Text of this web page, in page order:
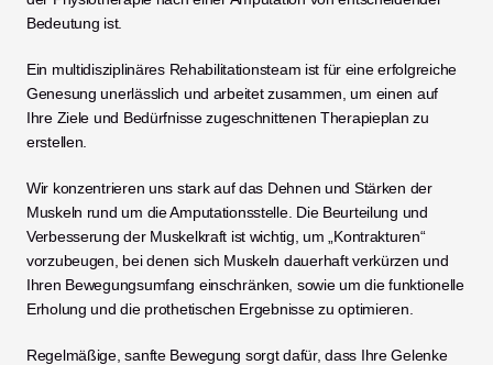
Bedeutung ist.
Ein multidisziplinäres Rehabilitationsteam ist für eine erfolgreiche
Genesung unerlässlich und arbeitet zusammen, um einen auf
Ihre Ziele und Bedürfnisse zugeschnittenen Therapieplan zu
erstellen.
Wir konzentrieren uns stark auf das Dehnen und Stärken der
Muskeln rund um die Amputationsstelle. Die Beurteilung und
Verbesserung der Muskelkraft ist wichtig, um „Kontrakturen“
vorzubeugen, bei denen sich Muskeln dauerhaft verkürzen und
Ihren Bewegungsumfang einschränken, sowie um die funktionelle
Erholung und die prothetischen Ergebnisse zu optimieren.
Regelmäßige, sanfte Bewegung sorgt dafür, dass Ihre Gelenke